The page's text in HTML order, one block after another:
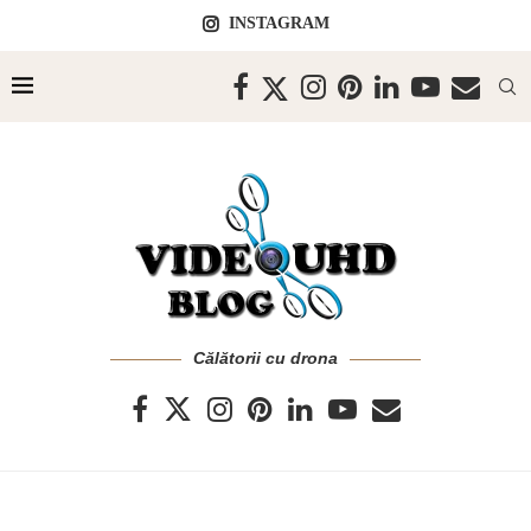
INSTAGRAM
Călătorii cu drona